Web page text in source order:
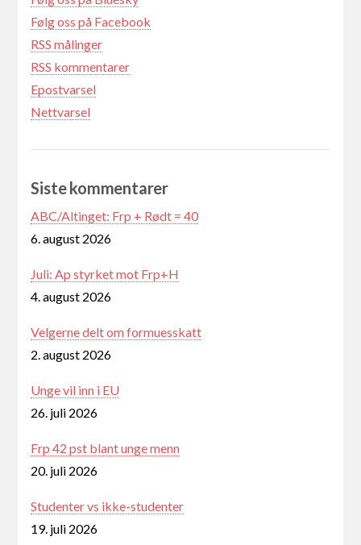
Følg oss på Facebook
RSS målinger
RSS kommentarer
Epostvarsel
Nettvarsel
Siste kommentarer
ABC/Altinget: Frp + Rødt = 40
6. august 2026
Juli: Ap styrket mot Frp+H
4. august 2026
Velgerne delt om formuesskatt
2. august 2026
Unge vil inn i EU
26. juli 2026
Frp 42 pst blant unge menn
20. juli 2026
Studenter vs ikke-studenter
19. juli 2026